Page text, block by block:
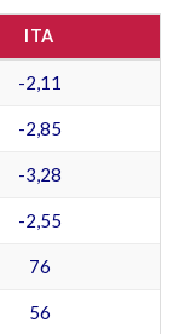
ITA
-2,11
-2,85
-3,28
-2,55
76
56